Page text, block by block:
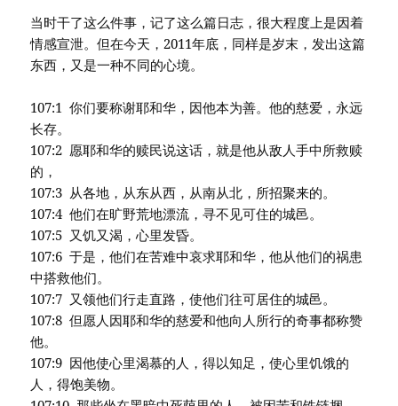
当时干了这么件事，记了这么篇日志，很大程度上是因着
情感宣泄。但在今天，2011年底，同样是岁末，发出这篇
东西，又是一种不同的心境。
107:1 你们要称谢耶和华，因他本为善。他的慈爱，永远
长存。
107:2 愿耶和华的赎民说这话，就是他从敌人手中所救赎
的，
107:3 从各地，从东从西，从南从北，所招聚来的。
107:4 他们在旷野荒地漂流，寻不见可住的城邑。
107:5 又饥又渴，心里发昏。
107:6 于是，他们在苦难中哀求耶和华，他从他们的祸患
中搭救他们。
107:7 又领他们行走直路，使他们往可居住的城邑。
107:8 但愿人因耶和华的慈爱和他向人所行的奇事都称赞
他。
107:9 因他使心里渴慕的人，得以知足，使心里饥饿的
人，得饱美物。